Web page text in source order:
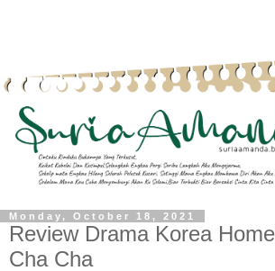
Monday, October 18, 2021
Review Drama Korea
Cha Cha